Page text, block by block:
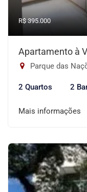
R$ 395.000
Apartamento à
Parque das
2 Quartos 2
Mais informações